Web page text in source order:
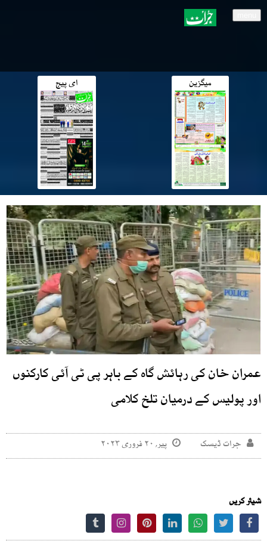
میگزین ای پیج
عمران خان کی رہائش گاہ کے باہر پی ٹی آئی کارکنوں
اور پولیس کے درمیان تلخ کلامی
جرات ڈیسک پیر, ۲۰ فروری ۲۰۲۳
شیئر کریں